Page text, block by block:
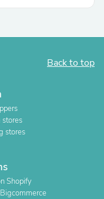
Back to top
stores
stores
Shopify